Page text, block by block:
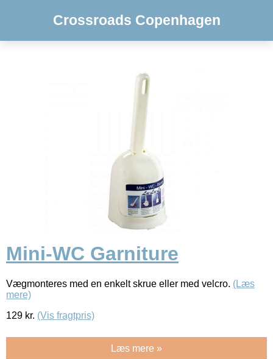
Crossroads Copenhagen
Mini-WC Garniture
Vægmonteres med en enkelt skrue eller med velcro. (Læs
mere)
129 kr. (Vis fragtpris)
Læs mere »